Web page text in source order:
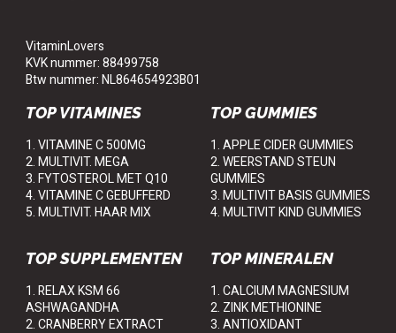
VitaminLovers
KVK nummer: 88499758
Btw nummer: NL864654923B01
TOP VITAMINES
1. VITAMINE C 500MG
2. MULTIVIT. MEGA
3. FYTOSTEROL MET Q10
4. VITAMINE C GEBUFFERD
5. MULTIVIT. HAAR MIX
TOP GUMMIES
1. APPLE CIDER GUMMIES
2. WEERSTAND STEUN
GUMMIES
3. MULTIVIT BASIS GUMMIES
4. MULTIVIT KIND GUMMIES
TOP SUPPLEMENTEN
1. RELAX KSM 66
ASHWAGANDHA
2. CRANBERRY EXTRACT
TOP MINERALEN
1. CALCIUM MAGNESIUM
2. ZINK METHIONINE
3. ANTIOXIDANT